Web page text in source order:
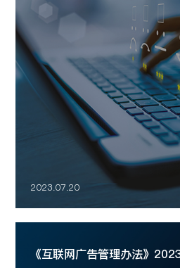
2023.07.20
《互联网广告管理办法》